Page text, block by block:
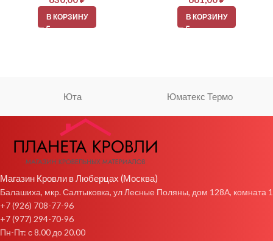
В КОРЗИНУ В КОРЗИНУ
Юта Юматекс Термо
Магазин Кровли в Люберцах (Москва)
Балашиха, мкр. Салтыковка, ул Лесные Поляны, дом 128А, комната 1
+7 (926) 708-77-96
+7 (977) 294-70-96
Пн-Пт: с 8.00 до 20.00